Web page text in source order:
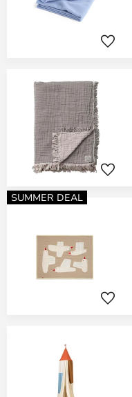
SUMMER DEAL